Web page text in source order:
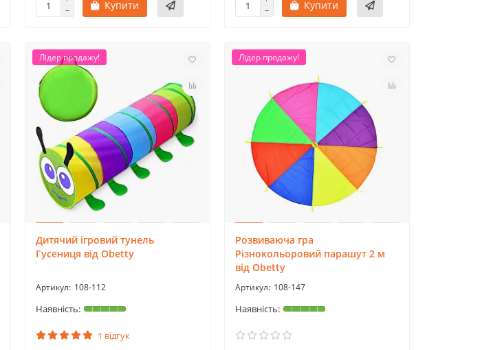
Купити Купити
Лідер продажу!
Дитячий ігровий тунель
Гусениця від Obetty
108-112
1 відгук
Лідер продажу!
Розвиваюча гра
Різнокольоровий парашут 2 м
від Obetty
108-147